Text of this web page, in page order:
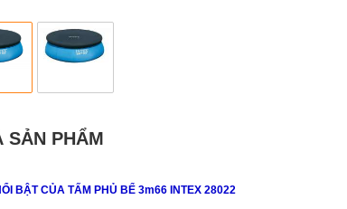
SẢN PHẨM
BẬT CỦA TẤM PHỦ BỂ 3m66 INTEX 28022